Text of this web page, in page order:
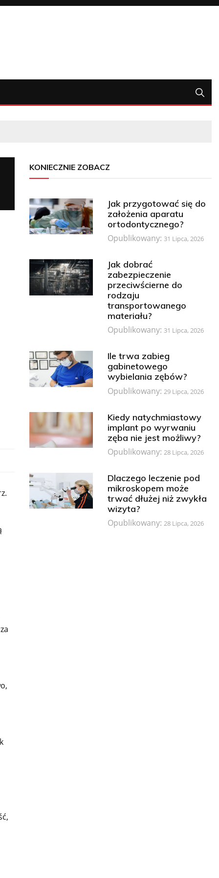
KONIECZNIE ZOBACZ
Jak przygotować się do
założenia aparatu
ortodontycznego?
Opublikowany: 31 Lipca, 2026
Jak dobrać
zabezpieczenie
przeciwścierne do
rodzaju
transportowanego
materiału?
Opublikowany: 31 Lipca, 2026
Ile trwa zabieg
gabinetowego
wybielania zębów?
Opublikowany:29 Lipca, 2026
Kiedy natychmiastowy
implant po wyrwaniu
zęba nie jest możliwy?
Opublikowany:28 Lipca, 2026
Dlaczego leczenie pod
mikroskopem może
trwać dłużej niż zwykła
wizyta?
Opublikowany:28 Lipca, 2026